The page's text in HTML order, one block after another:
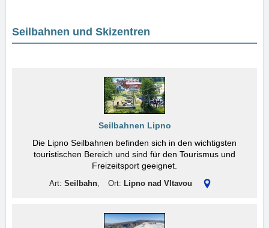
Seilbahnen und Skizentren
Seilbahnen Lipno
Die Lipno Seilbahnen befinden sich in den wichtigsten
touristischen Bereich und sind für den Tourismus und
Freizeitsport geeignet.
Art: Seilbahn, Ort: Lipno nad Vltavou